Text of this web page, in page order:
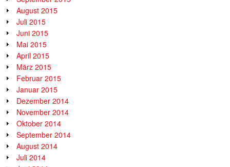
August 2015
Juli 2015
Juni 2015
Mai 2015
April 2015
März 2015
Februar 2015
Januar 2015
Dezember 2014
November 2014
Oktober 2014
September 2014
August 2014
Juli 2014